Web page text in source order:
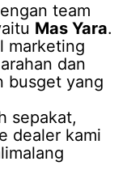
team
Mas Yara.
marketing
dan
busget yang
sepakat,
dealer kami